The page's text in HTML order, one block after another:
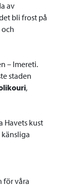
av
bli frost på
och
– Imereti.
staden
,
Havets kust
för våra